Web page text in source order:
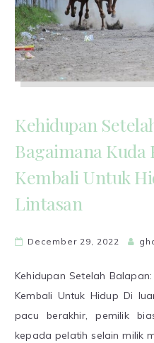
Kehidupan
Bagaimana Kuda
Kembali Untuk
Lintasan
December 29, 2022
Kehidupan Setelah
Kembali Untuk Hidup Di
pacu berakhir, pemilik
kepada pelatih selain milik